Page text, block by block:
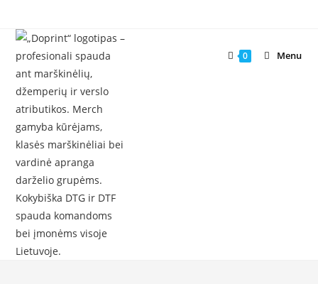
content
0 Menu